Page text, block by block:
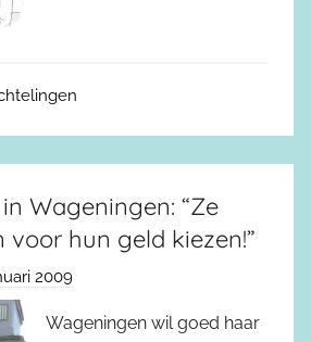
Wageningen: “Ze
voor hun geld kiezen!”
2009
Wageningen wil goed haar